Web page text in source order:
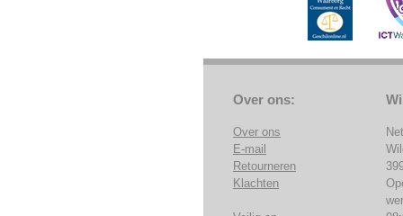
Over ons:
Over ons
E-mail
Retourneren
Klachten